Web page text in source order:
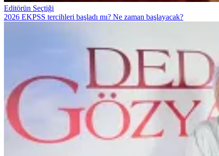
Editörün Seçtiği
2026 EKPSS tercihleri başladı mı? Ne zaman başlayacak?